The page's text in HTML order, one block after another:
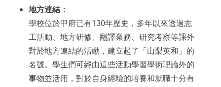
地方連結：
學校位於甲府已有130年歷史，多年以來透過志
工活動、地方研修、翻譯業務、研究考察等課外
對於地方連結的活動，建立起了「山梨英和」的
名號。學生們可經由這些活動學習學術理論外的
事物並活用，對於自身經驗的培養和就職十分有